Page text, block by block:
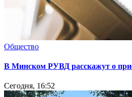
Общество
В Минском РУВД расскажут о
Сегодня, 16:52